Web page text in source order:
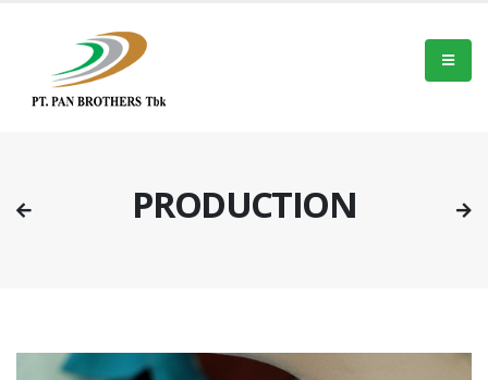
PRODUCTION